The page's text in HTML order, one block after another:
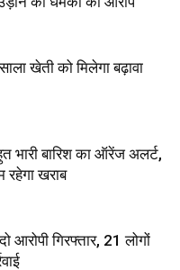
खेती को मिलेगा बढ़ावा
भारी बारिश का ऑरेंज अलर्ट,
खराब
आरोपी गिरफ्तार, 21 लोगों